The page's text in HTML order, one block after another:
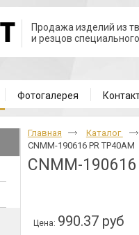
Продажа изделий из
и резцов
Фотогалерея
Главная
Каталог
CNMM-190616 PR TP40AM
CNMM-
Цена: 990.37 руб